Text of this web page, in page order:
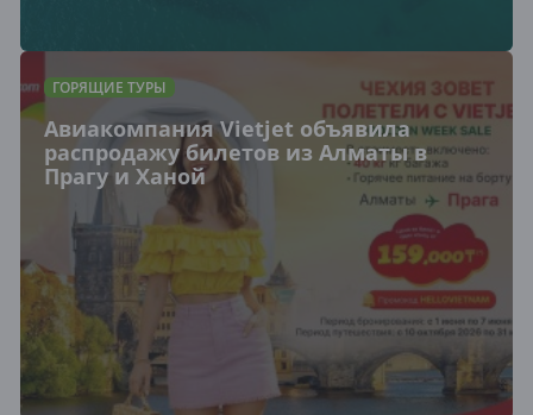
ГОРЯЩИЕ ТУРЫ
Авиакомпания Vietjet объявила
распродажу билетов из Алматы в
Прагу и Ханой